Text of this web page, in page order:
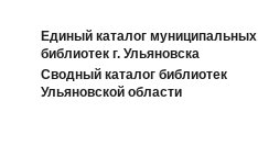
Единый каталог муниципальных
библиотек г. Ульяновска
Сводный каталог библиотек
Ульяновской области